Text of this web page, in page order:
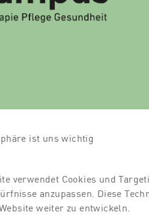
ist uns wichtig
verwendet Cookies und
anzupassen. Diese
weiter zu entwickeln.